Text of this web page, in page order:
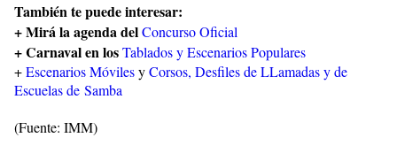
También te puede interesar:
+ Mirá la agenda delConcurso Oficial
+ Carnaval en losTablados y Escenarios Populares
+Escenarios MóvilesyCorsos, Desfiles de LLamadas y de
Escuelas de Samba
(Fuente: IMM)